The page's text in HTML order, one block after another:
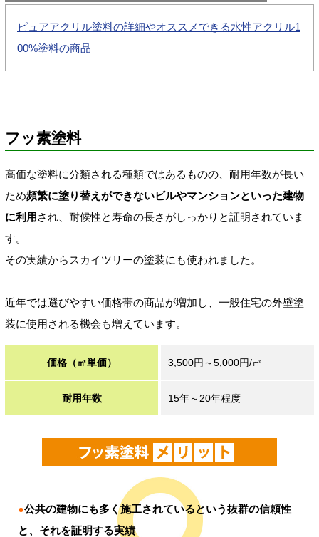
ピュアアクリル塗料の詳細やオススメできる水性アクリル1
00%塗料の商品
フッ素塗料
高価な塗料に分類される種類ではあるものの、耐用年数が長い
ため頻繁に塗り替えができないビルやマンションといった建物
に利用 され、耐候性と寿命の長さがしっかりと証明されていま
す。
その実績からスカイツリーの塗装にも使われました。
近年では選びやすい価格帯の商品が増加し、一般住宅の外壁塗
装に使用される機会も増えています。
価格（㎡単価） 3,500円～5,000円/㎡
耐用年数 15年～20年程度
●公共の建物にも多く施工されているという抜群の信頼性
と、それを証明する実績